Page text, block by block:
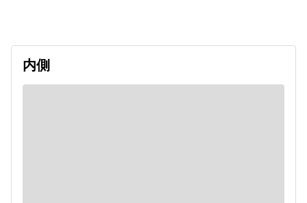
内側